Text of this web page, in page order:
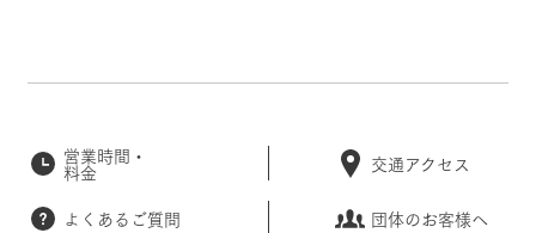
営業時間・
料金 交通アクセス
よくあるご質問
団体のお客様へ